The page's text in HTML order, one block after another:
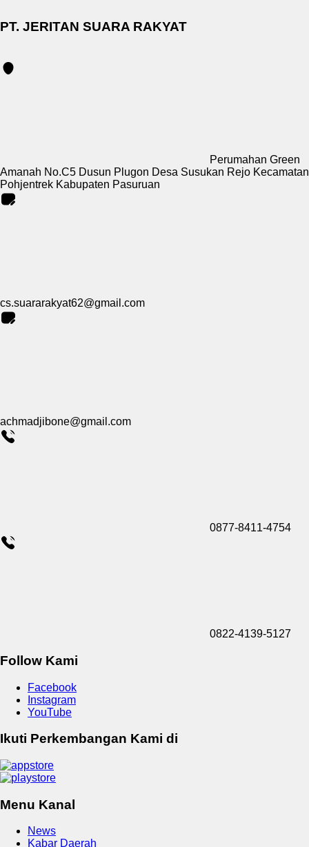
PT. JERITAN SUARA RAKYAT
Perumahan Green
Amanah No.C5 Dusun Plugon Desa Susukan Rejo Kecamatan
Pohjentrek Kabupaten Pasuruan
cs.suararakyat62@gmail.com
achmadjibone@gmail.com
0877-8411-4754
0822-4139-5127
Follow Kami
Facebook
Instagram
YouTube
Ikuti Perkembangan Kami di
Menu Kanal
News
Kabar Daerah